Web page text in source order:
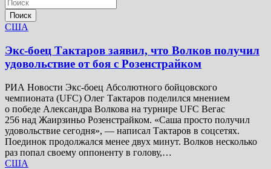
Поиск
США
Экс-боец Тактаров заявил, что Волков получил
удовольствие от боя с Розенстрайком
РИА Новости Экс-боец Абсолютного бойцовского
чемпионата (UFC) Олег Тактаров поделился мнением
о победе Александра Волкова на турнире UFC Вегас
256 над Жаирзиньо Розенстрайком. «Саша просто получил
удовольствие сегодня», — написал Тактаров в соцсетях.
Поединок продолжался менее двух минут. Волков несколько
раз попал своему оппоненту в голову,…
США